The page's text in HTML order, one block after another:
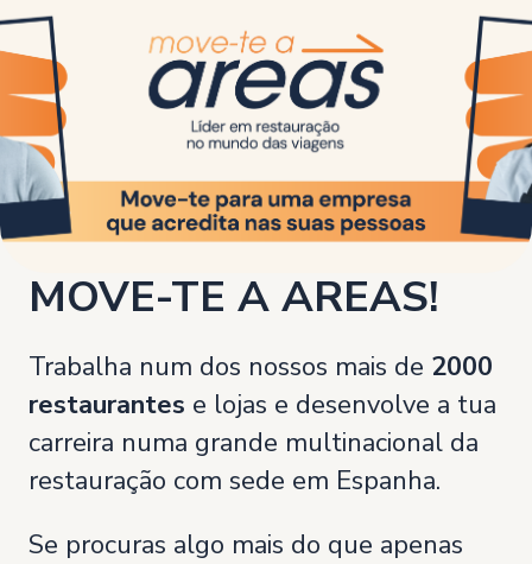
MOVE-TE A AREAS!
Trabalha num dos nossos mais de 2000
restaurantes e lojas e desenvolve a tua
carreira numa grande multinacional da
restauração com sede em Espanha.
Se procuras algo mais do que apenas